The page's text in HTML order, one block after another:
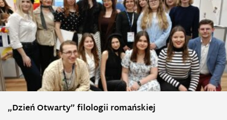
„Dzień Otwarty” filologii romańskiej